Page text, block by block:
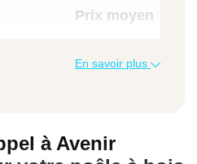
Prix moyen
En savoir plus
à Avenir